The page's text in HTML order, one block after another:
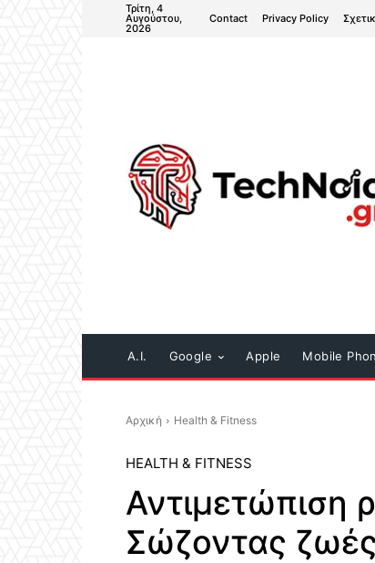
Τρίτη, 4
Αυγούστου,
2026
Contact Privacy Policy
A.I. Google Apple Mobile
Αρχική Health & Fitness
HEALTH & FITNESS
Αντιμετώπιση
Σώζοντας